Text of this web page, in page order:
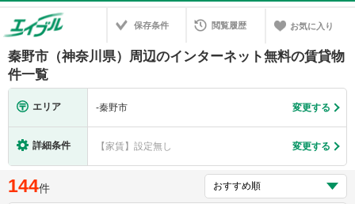
保存条件 閲覧履歴 お気に入り
秦野市（神奈川県）周辺のインターネット無料の賃貸物
件一覧
エリア -秦野市 変更する
詳細条件 【家賃】設定無し 変更する
144件